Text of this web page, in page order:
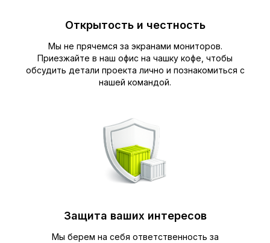
Открытость и честность
Мы не прячемся за экранами мониторов.
Приезжайте в наш офис на чашку кофе, чтобы
обсудить детали проекта лично и познакомиться с
нашей командой.
Защита ваших интересов
Мы берем на себя ответственность за